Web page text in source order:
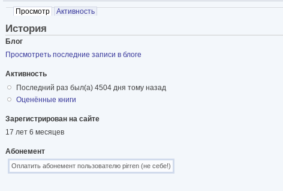
Главные вкладки
Просмотр (активная вкладка)
Активность
История
Блог
Просмотреть последние записи в блоге
Активность
Последний раз был(а) 4504 дня тому назад
Оценённые книги
Зарегистрирован на сайте
17 лет 6 месяцев
Абонемент